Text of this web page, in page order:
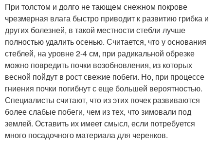
При толстом и долго не тающем снежном покрове
чрезмерная влага быстро приводит к развитию грибка и
других болезней, в такой местности стебли лучше
полностью удалить осенью. Считается, что у основания
стеблей, на уровне 2-4 см, при радикальной обрезке
можно повредить почки возобновления, из которых
весной пойдут в рост свежие побеги. Но, при процессе
гниения почки погибнут с еще большей вероятностью.
Специалисты считают, что из этих почек развиваются
более слабые побеги, чем из тех, что зимовали под
землей. Оставить их имеет смысл, если потребуется
много посадочного материала для черенков.